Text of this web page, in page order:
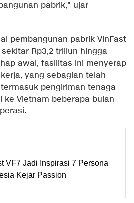
pabrik," ujar
pembangunan pabrik VinFast
Rp3,2 triliun hingga
awal, fasilitas ini menyerap
yang sebagian telah
pengiriman tenaga
ke Vietnam beberapa bulan
VF7 Jadi Inspirasi 7 Persona
Kejar Passion